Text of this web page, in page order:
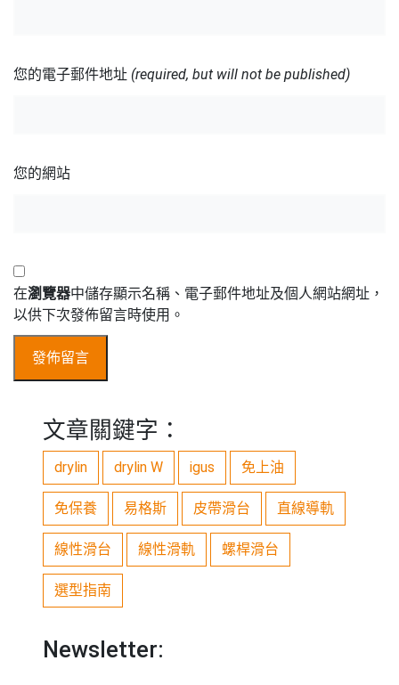
您的電子郵件地址 (required, but will not be published)
您的網站
在瀏覽器中儲存顯示名稱、電子郵件地址及個人網站網址，
以供下次發佈留言時使用。
文章關鍵字：
drylin drylin W igus 免上油
免保養 易格斯 皮帶滑台 直線導軌
線性滑台 線性滑軌 螺桿滑台
選型指南
Newsletter: